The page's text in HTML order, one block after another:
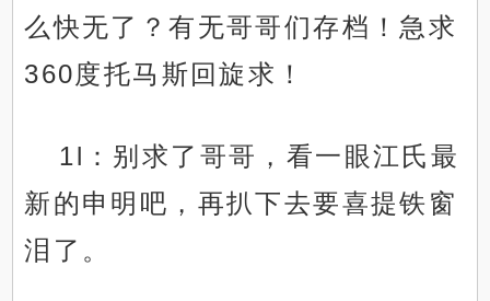
么快无了？有无哥哥们存档！急求
360度托马斯回旋求！
1l：别求了哥哥，看一眼江氏最
新的申明吧，再扒下去要喜提铁窗
泪了。